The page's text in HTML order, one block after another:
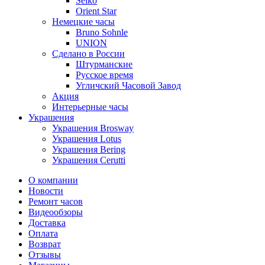
Orient Star
Немецкие часы
Bruno Sohnle
UNION
Сделано в России
Штурманские
Русское время
Угличский Часовой Завод
Акция
Интерьерные часы
Украшения
Украшения Brosway
Украшения Lotus
Украшения Bering
Украшения Cerutti
О компании
Новости
Ремонт часов
Видеообзоры
Доставка
Оплата
Возврат
Отзывы